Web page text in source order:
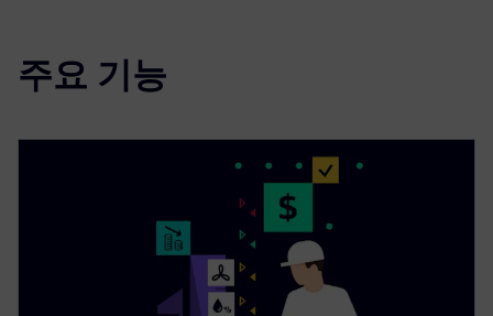
주요 기능